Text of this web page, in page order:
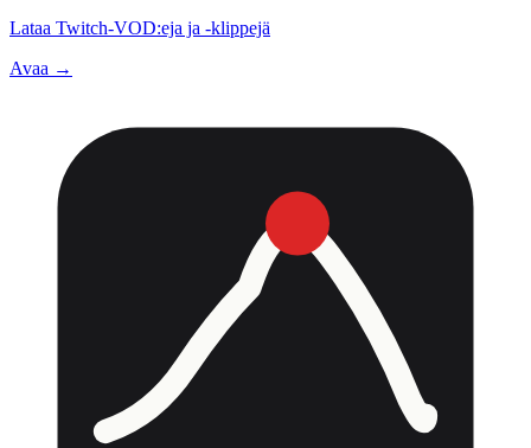
Lataa Twitch-VOD:eja ja -klippejä
Avaa →